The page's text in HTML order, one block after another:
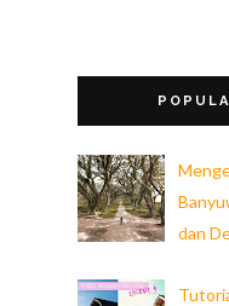
dan